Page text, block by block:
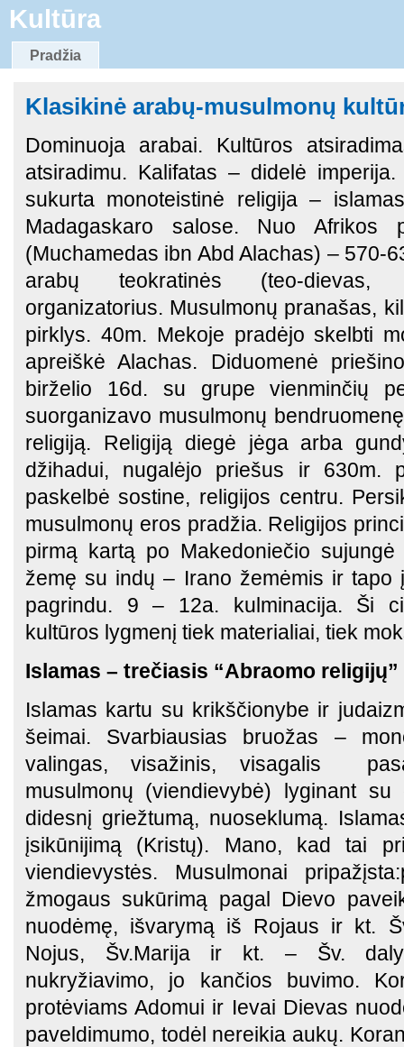
Kultūra
Pradžia
Klasikinė arabų-musulmonų
Dominuoja arabai. Kultūros
atsiradimu. Kalifatas – didelė
sukurta monoteistinė religija –
Madagaskaro salose. Nuo Afrikos
(Muchamedas ibn Abd Alachas) – 570-
arabų teokratinės (teo-dievas,
organizatorius. Musulmonų pranašas,
pirklys. 40m. Mekoje pradėjo skelbti
apreiškė Alachas. Diduomenė
birželio 16d. su grupe vienminčių
suorganizavo musulmonų
religiją. Religiją diegė jėga arba
džihadui, nugalėjo priešus ir 630m.
paskelbė sostine, religijos centru.
musulmonų eros pradžia. Religijos
pirmą kartą po Makedoniečio
žemę su indų – Irano žemėmis ir tapo
pagrindu. 9 – 12a. kulminacija. Ši
kultūros lygmenį tiek materialiai, tiek
Islamas – trečiasis “Abraomo
Islamas kartu su krikščionybe ir
šeimai. Svarbiausias bruožas –
valingas, visažinis, visagalis
musulmonų (viendievybė) lyginant
didesnį griežtumą, nuoseklumą.
įsikūnijimą (Kristų). Mano, kad tai
viendievystės. Musulmonai
žmogaus sukūrimą pagal Dievo
nuodėmę, išvarymą iš Rojaus ir kt.
Nojus, Šv.Marija ir kt. – Šv.
nukryžiavimo, jo kančios buvimo.
protėviams Adomui ir Ievai Dievas
paveldimumo, todėl nereikia aukų.